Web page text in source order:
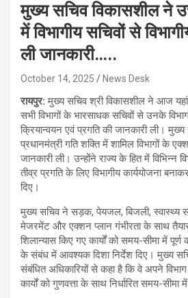
मुख्य सचिव विकासशील ने
में विभागीय सचिवों से
ली जानकारी…..
October 14, 2025 News Desk
रायपुर: मुख्य सचिव श्री विकासशील ने आज
सभी विभागों के भारसाधक सचिवों से उनके
क्रियान्वयन एवं प्रगति की जानकारी ली।
प्रधानमंत्री गति शक्ति में शामिल विभागों के
जानकारी ली। उन्होंने राज्य के हित में विभिन्न
तीव्र प्रगति के लिए विभागीय कार्ययोजना
दिए।
मुख्य सचिव ने सड़क, पेयजल, बिजली, स्वास्थ्य
मेजरमेंट और एक्शन प्लान गंभीरता के साथ
शिलान्यास किए गए कार्यों को समय-सीमा में
के संबंध में आवश्यक दिशा निर्देश दिए। मुख्य
संबंधित अधिकारियों से कहा है कि वे अपने विभाग
कार्यों को गुणवत्ता के साथ निर्धारित समय-सीमा